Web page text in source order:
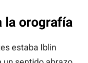
la orografía
estaba Iblin